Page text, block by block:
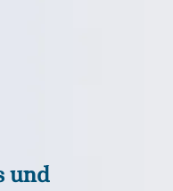
und